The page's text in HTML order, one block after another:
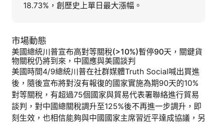
18.73%，創歷史上單日最大漲幅。
市場動態
美國總統川普宣布高對等關稅(>10%)暫停90天，關鍵貨
物關稅仍將到來，中國應與美國談判
美國時間4/9總統川普在社群媒體Truth Social喊出買進
後，隨後宣布將對沒有報復的國家實施為期90天的10%
對等關稅，有超過75個國家與貿易代表署聯絡進行貿易
談判，對中國總關稅調升至125%後不再進一步調升，即
刻生效，也相信能夠與中國國家主席習近平達成協議，另